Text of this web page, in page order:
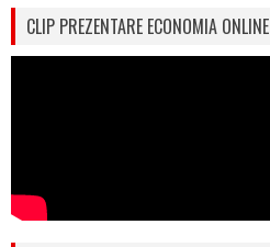
CLIP PREZENTARE ECONOMIA ONLINE